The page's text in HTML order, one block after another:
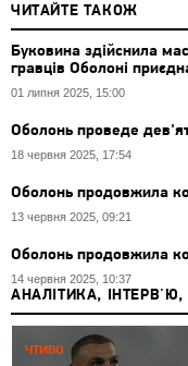
ЧИТАЙТЕ ТАКОЖ
Буковина здійснила
гравців Оболоні
01 липня 2025, 15:00
Оболонь проведе
18 червня 2025, 17:54
Оболонь продовжила
13 червня 2025, 09:21
Оболонь продовжила
14 червня 2025, 10:37
АНАЛІТИКА, ІНТЕРВ'Ю,
ЧТИВО